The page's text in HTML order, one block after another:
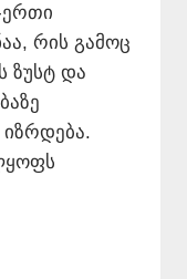
რის გამოც
ზუსტ და